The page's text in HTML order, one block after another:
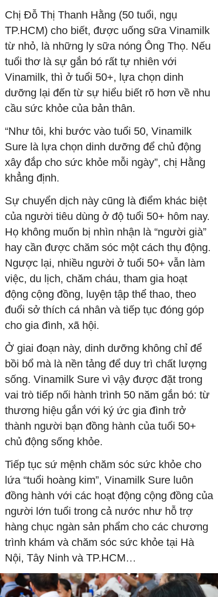
Chị Đỗ Thị Thanh Hằng (50 tuổi, ngụ
TP.HCM) cho biết, được uống sữa Vinamilk
từ nhỏ, là những ly sữa nóng Ông Thọ. Nếu
tuổi thơ là sự gắn bó rất tự nhiên với
Vinamilk, thì ở tuổi 50+, lựa chọn dinh
dưỡng lại đến từ sự hiểu biết rõ hơn về nhu
cầu sức khỏe của bản thân.
“Như tôi, khi bước vào tuổi 50, Vinamilk
Sure là lựa chọn dinh dưỡng để chủ động
xây đắp cho sức khỏe mỗi ngày”, chị Hằng
khẳng định.
Sự chuyển dịch này cũng là điểm khác biệt
của người tiêu dùng ở độ tuổi 50+ hôm nay.
Họ không muốn bị nhìn nhận là “người già”
hay cần được chăm sóc một cách thụ động.
Ngược lại, nhiều người ở tuổi 50+ vẫn làm
việc, du lịch, chăm cháu, tham gia hoạt
động cộng đồng, luyện tập thể thao, theo
đuổi sở thích cá nhân và tiếp tục đóng góp
cho gia đình, xã hội.
Ở giai đoạn này, dinh dưỡng không chỉ để
bồi bổ mà là nền tảng để duy trì chất lượng
sống. Vinamilk Sure vì vậy được đặt trong
vai trò tiếp nối hành trình 50 năm gắn bó: từ
thương hiệu gắn với ký ức gia đình trở
thành người bạn đồng hành của tuổi 50+
chủ động sống khỏe.
Tiếp tục sứ mệnh chăm sóc sức khỏe cho
lứa “tuổi hoàng kim”, Vinamilk Sure luôn
đồng hành với các hoạt động cộng đồng của
người lớn tuổi trong cả nước như hỗ trợ
hàng chục ngàn sản phẩm cho các chương
trình khám và chăm sóc sức khỏe tại Hà
Nội, Tây Ninh và TP.HCM…